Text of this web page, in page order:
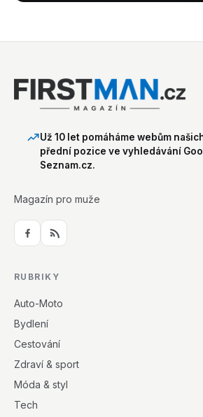
Už 10 let pomáháme webům
přední pozice ve vyhledávání
Seznam.cz.
Magazín pro muže
RUBRIKY
Auto-Moto
Bydlení
Cestování
Zdraví & sport
Móda & styl
Tech